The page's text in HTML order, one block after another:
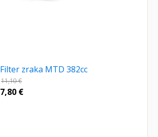
Filter zraka MTD 382cc
11,10€
7,80 €